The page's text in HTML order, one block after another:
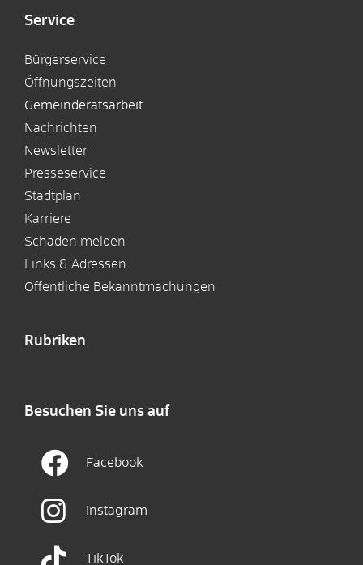
Service
Bürgerservice
Öffnungszeiten
Gemeinderatsarbeit
Nachrichten
Newsletter
Presseservice
Stadtplan
Karriere
Schaden melden
Links & Adressen
Öffentliche Bekanntmachungen
Rubriken
Besuchen Sie uns auf
Facebook
Instagram
TikTok